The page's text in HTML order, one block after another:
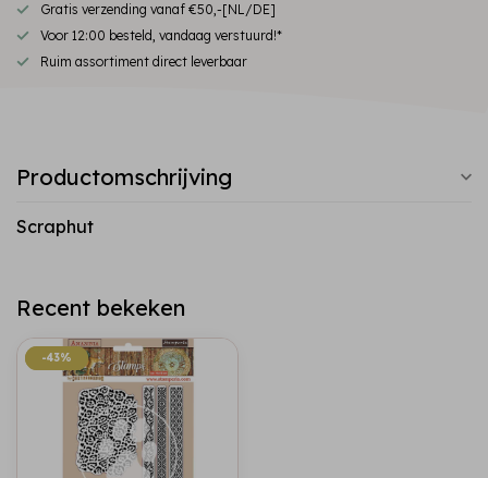
Gratis verzending vanaf €50,-[NL/DE]
Voor 12:00 besteld, vandaag verstuurd!*
Ruim assortiment direct leverbaar
Productomschrijving
Scraphut
Recent bekeken
-43%
-43%